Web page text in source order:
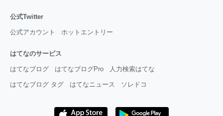
公式Twitter
公式アカウント ホットエントリー
はてなのサービス
はてなブログ はてなブログPro 人力検索はてな
はてなブログ タグ はてなニュース ソレドコ